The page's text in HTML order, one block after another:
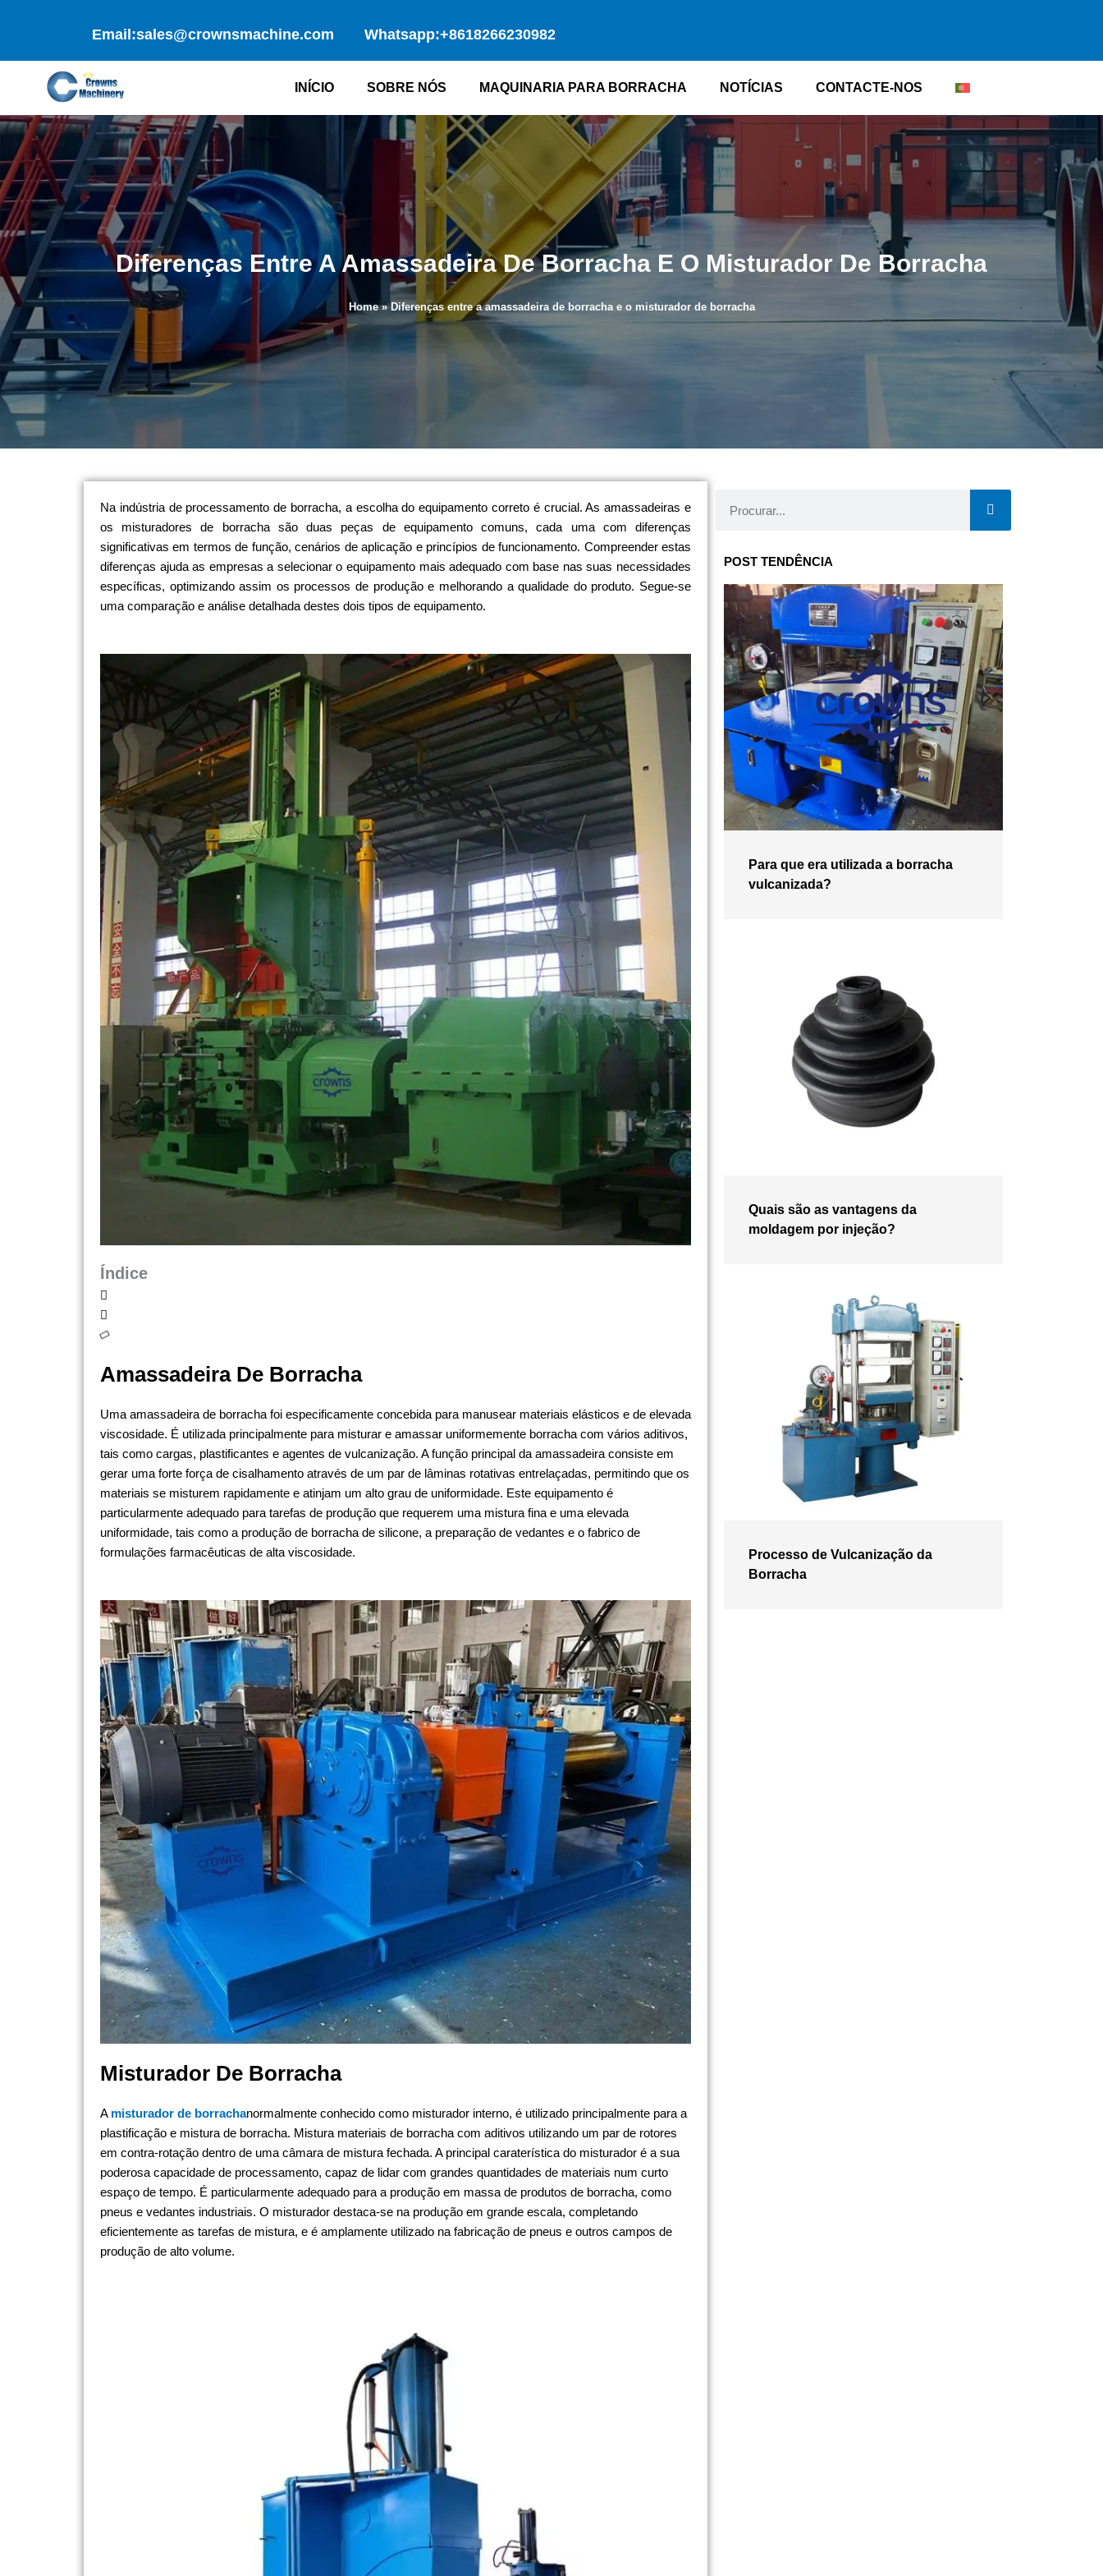
Email:sales@crownsmachine.com Whatsapp:+8618266230982
INÍCIO SOBRE NÓS MAQUINARIA PARA BORRACHA NOTÍCIAS CONTACTE-NOS
Diferenças Entre A Amassadeira De Borracha E O Misturador De Borracha
Home»Diferenças entre a amassadeira de borracha e o misturador de borracha
Na indústria de processamento de borracha, a escolha do equipamento correto é crucial. As amassadeiras e
os misturadores de borracha são duas peças de equipamento comuns, cada uma com diferenças
significativas em termos de função, cenários de aplicação e princípios de funcionamento. Compreender estas
diferenças ajuda as empresas a selecionar o equipamento mais adequado com base nas suas necessidades
específicas, optimizando assim os processos de produção e melhorando a qualidade do produto. Segue-se
uma comparação e análise detalhada destes dois tipos de equipamento.
Índice
Amassadeira De Borracha
Uma amassadeira de borracha foi especificamente concebida para manusear materiais elásticos e de elevada
viscosidade. É utilizada principalmente para misturar e amassar uniformemente borracha com vários aditivos,
tais como cargas, plastificantes e agentes de vulcanização. A função principal da amassadeira consiste em
gerar uma forte força de cisalhamento através de um par de lâminas rotativas entrelaçadas, permitindo que os
materiais se misturem rapidamente e atinjam um alto grau de uniformidade. Este equipamento é
particularmente adequado para tarefas de produção que requerem uma mistura fina e uma elevada
uniformidade, tais como a produção de borracha de silicone, a preparação de vedantes e o fabrico de
formulações farmacêuticas de alta viscosidade.
Misturador De Borracha
A misturador de borrachanormalmente conhecido como misturador interno, é utilizado principalmente para a
plastificação e mistura de borracha. Mistura materiais de borracha com aditivos utilizando um par de rotores
em contra-rotação dentro de uma câmara de mistura fechada. A principal caraterística do misturador é a sua
poderosa capacidade de processamento, capaz de lidar com grandes quantidades de materiais num curto
espaço de tempo. É particularmente adequado para a produção em massa de produtos de borracha, como
pneus e vedantes industriais. O misturador destaca-se na produção em grande escala, completando
eficientemente as tarefas de mistura, e é amplamente utilizado na fabricação de pneus e outros campos de
produção de alto volume.
POST TENDÊNCIA
Para que era utilizada a borracha
vulcanizada?
Quais são as vantagens da
moldagem por injeção?
Processo de Vulcanização da
Borracha